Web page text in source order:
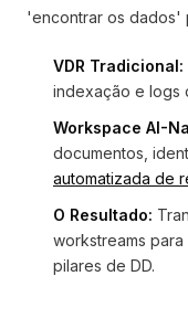
'encontrar os dados'
VDR Tradicional:
indexação e logs
Workspace AI-
documentos,
automatizada de
O Resultado:
workstreams
pilares de DD.